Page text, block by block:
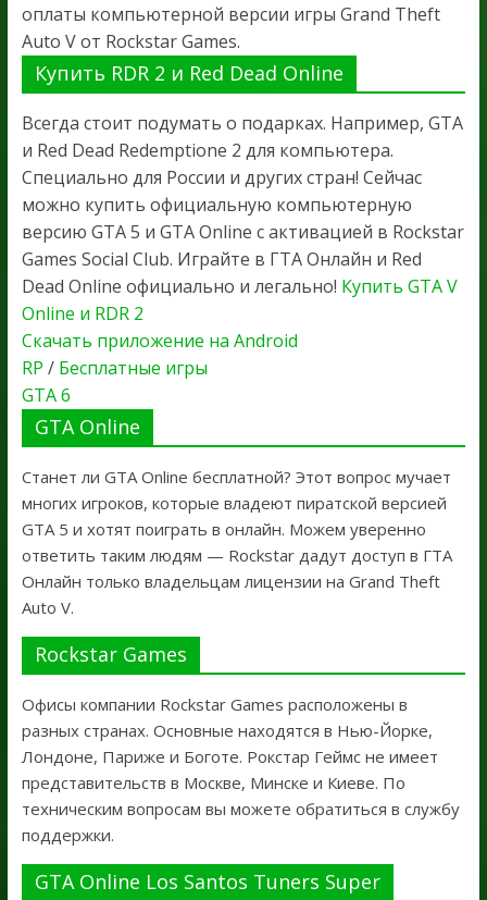
оплаты компьютерной версии игры Grand Theft
Auto V от Rockstar Games.
Купить RDR 2 и Red Dead Online
Всегда стоит подумать о подарках. Например, GTA
и Red Dead Redemptione 2 для компьютера.
Специально для России и других стран! Сейчас
можно купить официальную компьютерную
версию GTA 5 и GTA Online с активацией в Rockstar
Games Social Club. Играйте в ГТА Онлайн и Red
Dead Online официально и легально! Купить GTA V
Online и RDR 2
Скачать приложение на Android
RP / Бесплатные игры
GTA 6
GTA Online
Станет ли GTA Online бесплатной? Этот вопрос мучает
многих игроков, которые владеют пиратской версией
GTA 5 и хотят поиграть в онлайн. Можем уверенно
ответить таким людям — Rockstar дадут доступ в ГТА
Онлайн только владельцам лицензии на Grand Theft
Auto V.
Rockstar Games
Офисы компании Rockstar Games расположены в
разных странах. Основные находятся в Нью-Йорке,
Лондоне, Париже и Боготе. Рокстар Геймс не имеет
представительств в Москве, Минске и Киеве. По
техническим вопросам вы можете обратиться в службу
поддержки.
GTA Online Los Santos Tuners Super